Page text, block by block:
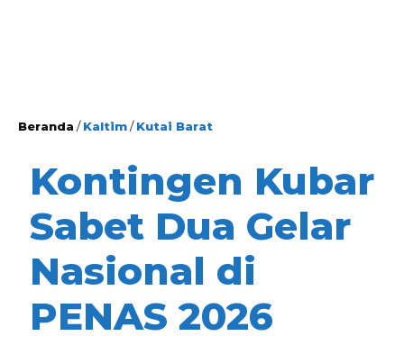
Beranda /Kaltim/Kutai Barat
Kontingen Kubar
Sabet Dua Gelar
Nasional di
PENAS 2026